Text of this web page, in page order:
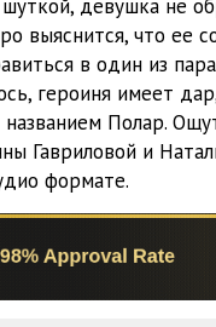
девушка не
выяснится, что ее
в один из
героиня имеет
Полар.
Гавриловой и
формате.